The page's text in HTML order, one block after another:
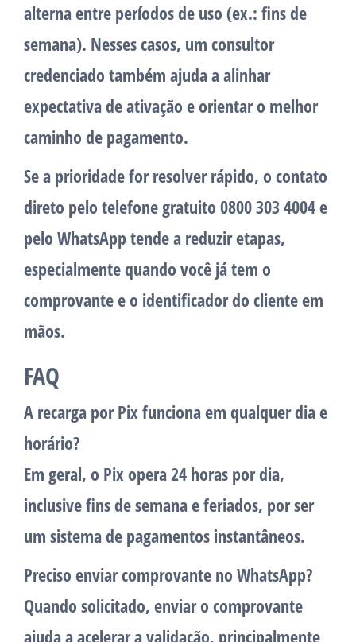
alterna entre períodos de uso (ex.: fins de
semana). Nesses casos, um consultor
credenciado também ajuda a alinhar
expectativa de ativação e orientar o melhor
caminho de pagamento.
Se a prioridade for resolver rápido, o contato
direto pelo telefone gratuito 0800 303 4004e
pelo WhatsApp tende a reduzir etapas,
especialmente quando você já tem o
comprovante e o identificador do cliente em
mãos.
FAQ
A recarga por Pix funciona em qualquer dia e
horário?
Em geral, o Pix opera 24 horas por dia,
inclusive fins de semana e feriados, por ser
um sistema de pagamentos instantâneos.
Preciso enviar comprovante no WhatsApp?
Quando solicitado, enviar o comprovante
ajuda a acelerar a validação, principalmente